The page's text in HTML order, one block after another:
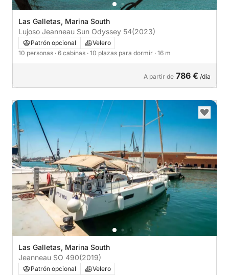
Las Galletas, Marina South
Lujoso Jeanneau Sun Odyssey 54(2023)
Patrón opcional
Velero
10 personas · 6 cabinas · 10 plazas para dormir · 16 m
A partir de 786 € /día
Las Galletas, Marina South
Jeanneau SO 490(2019)
Patrón opcional Velero